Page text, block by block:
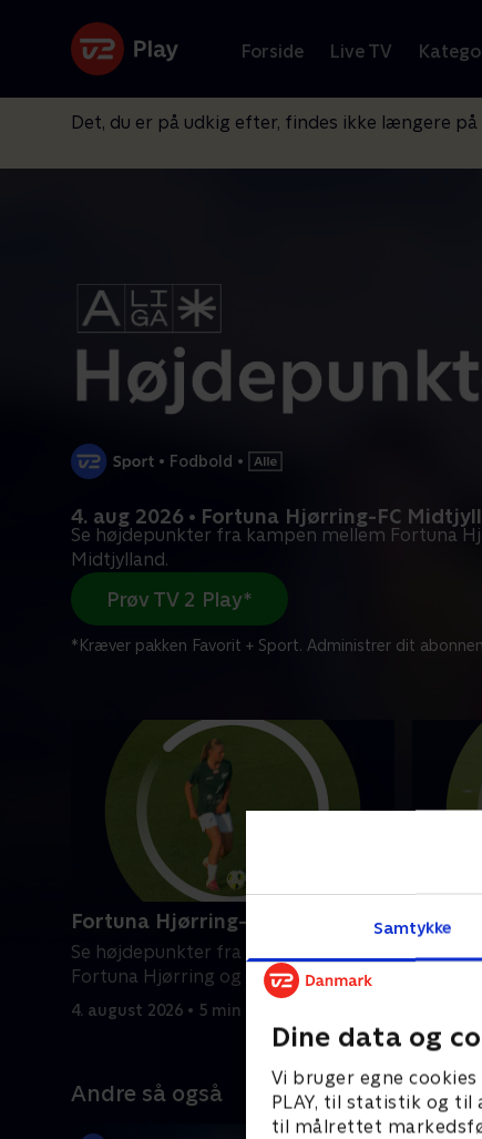
Samtykke
Dine data og
Vi bruger egne
PLAY, til statistik og
til målrettet
Forside Live TV
Det, du er på udkig efter, findes ikke længere
• Fodbold •
4. aug 2026 • Fortuna Hjørring-FC
Se højdepunkter fra kampen mellem Fortuna
Midtjylland.
Prøv TV 2 Play*
*Kræver pakken Favorit + Sport. Administrer dit
Fortuna Hjørring-FC Midtjylland
Se højdepunkter fra kampen mellem
Fortuna Hjørring og FC Midtjylland.
4. august 2026 • 5 min
AGF-
Se
Andre så også